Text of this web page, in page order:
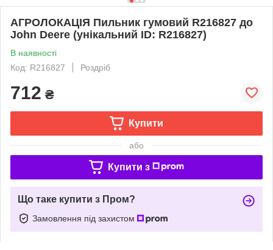
АГРОЛОКАЦІЯ Пильник гумовий R216827 до
John Deere (унікальний ID: R216827)
В наявності
Код: R216827
Роздріб
712 ₴
Купити
або
Купити з
Що таке купити з Пром?
Замовлення під захистом